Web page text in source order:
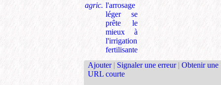
agric. l'arrosage
léger se
prête le
mieux à
l'irrigation
fertilisante
Ajouter | Signaler une erreur | Obtenir une
URL courte